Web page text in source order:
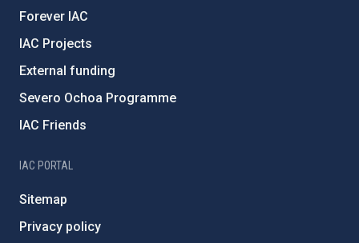
Forever IAC
IAC Projects
External funding
Severo Ochoa Programme
IAC Friends
IAC PORTAL
Sitemap
Privacy policy